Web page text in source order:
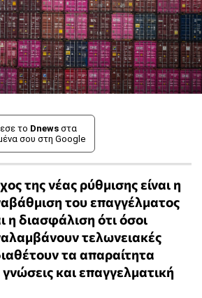
το Dnews στα
σου στη Google
της νέας ρύθμισης είναι η
του επαγγέλματος
η διασφάλιση ότι όσοι
τελωνειακές
τα απαραίτητα
και επαγγελματική